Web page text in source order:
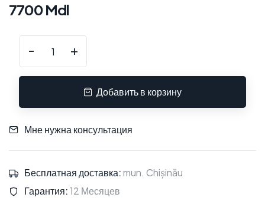
7700 Mdl
- +
Добавить в корзину
Мне нужна консультация
Бесплатная доставка:mun. Chișinău
Гарантия:12 Месяцев